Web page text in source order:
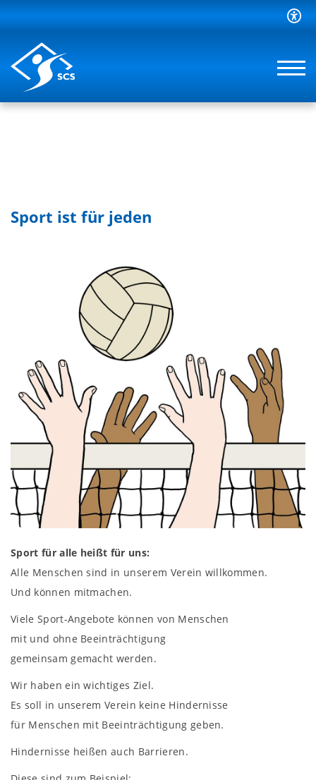
Sport ist für jeden
Sport für alle heißt für uns:
Alle Menschen sind in unserem Verein willkommen.
Und können mitmachen.
Viele Sport-Angebote können von Menschen
mit und ohne Beeinträchtigung
gemeinsam gemacht werden.
Wir haben ein wichtiges Ziel.
Es soll in unserem Verein keine Hindernisse
für Menschen mit Beeinträchtigung geben.
Hindernisse heißen auch Barrieren.